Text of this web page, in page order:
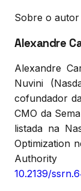
Sobre o autor
Alexandre
Alexandre
Nuvini
cofundador
CMO da
listada na
Optimization
10.2139/